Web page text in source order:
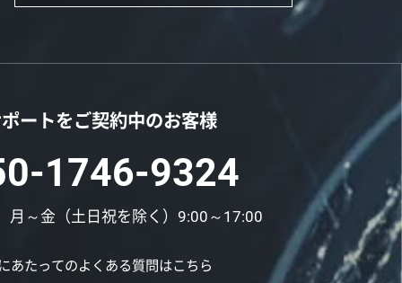
ートをご契約中のお客様
1746-9324
月～金（土日祝を除く）9:00～17:00
あたってのよくある質問はこちら